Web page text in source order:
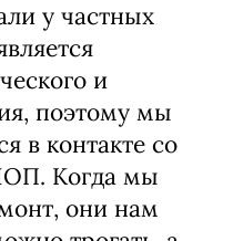
у частных
и
поэтому мы
в контакте со
Когда мы
они нам